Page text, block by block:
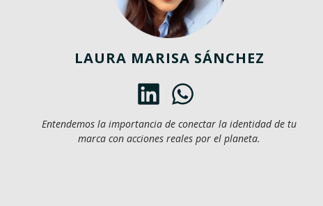
LAURA MARISA SÁNCHEZ
Entendemos la importancia de conectar la identidad de tu
marca con acciones reales por el planeta.